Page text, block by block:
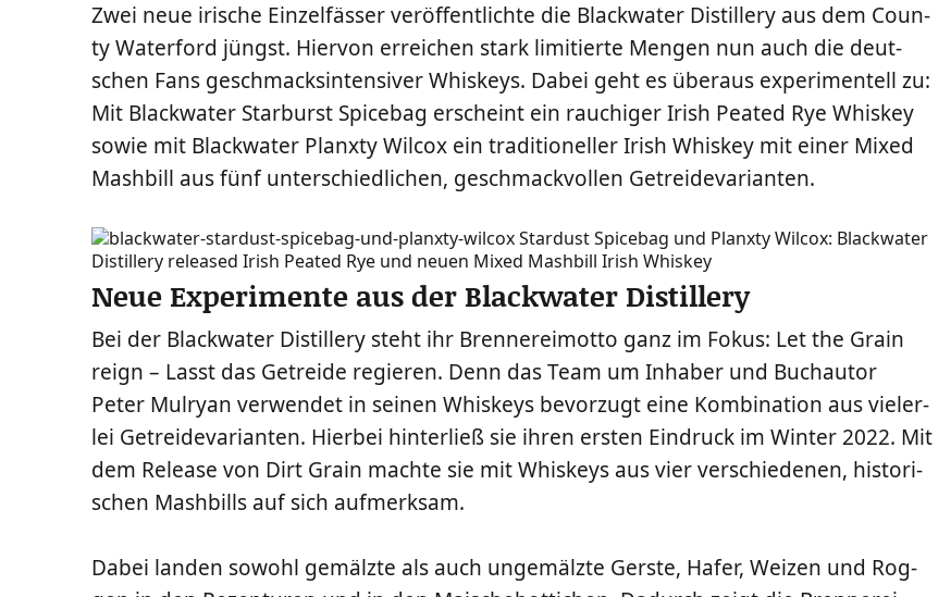
Zwei neue iri­sche Ein­zel­fäs­ser ver­öf­fent­lich­te die Black­wa­ter Distil­lery aus dem Coun­
ty Water­ford jüngst. Hier­von errei­chen stark limi­tier­te Men­gen nun auch die deut­
schen Fans geschmacks­in­ten­si­ver Whis­keys. Dabei geht es über­aus expe­ri­men­tell zu:
Mit Black­wa­ter Star­burst Spi­ce­bag erscheint ein rau­chi­ger Irish Pea­ted Rye Whis­key
sowie mit Black­wa­ter Planx­ty Wil­cox ein tra­di­tio­nel­ler Irish Whis­key mit einer Mixed
Mash­bill aus fünf unter­schied­li­chen, geschmack­vol­len Getreidevarianten.
Neue Experimente aus der Blackwater Distillery
Bei der Black­wa­ter Distil­lery steht ihr Bren­ne­rei­mot­to ganz im Fokus: Let the Grain
reign – Lasst das Getrei­de regie­ren. Denn das Team um Inha­ber und Buch­au­tor
Peter Mul­ryan ver­wen­det in sei­nen Whis­keys bevor­zugt eine Kom­bi­na­ti­on aus vie­ler­
lei Getrei­de­va­ri­an­ten. Hier­bei hin­ter­ließ sie ihren ers­ten Ein­druck im Win­ter 2022. Mit
dem Release von Dirt Grain mach­te sie mit Whis­keys aus vier ver­schie­de­nen, his­to­ri­
schen Mash­bills auf sich aufmerksam.
Dabei lan­den sowohl gemälz­te als auch unge­mälz­te Gers­te, Hafer, Wei­zen und Rog­